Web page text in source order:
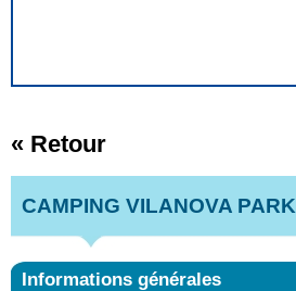
« Retour
CAMPING VILANOVA PARK
Informations générales